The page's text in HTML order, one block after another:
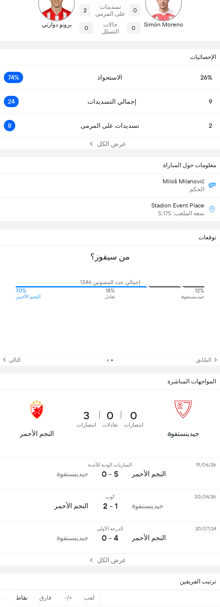
Simón Moreno
0
تسديدات
على المرمى
2
0
حالات
التسلل
0 برونو دوارتي
الإحصائيات
26% الاستحواذ 74%
9 إجمالي التسديدات 24
2 تسديدات على المرمى 8
عرض الكل
ترتيب الفريقين
لعب +/- فارق نقاط
معلومات حول المباراة
Miloš Milanović
الحكم
Stadion Event Place
سعة الملعب: 5,175
توقعات
من سيفوز؟
إجمالي عدد المصوتين 1,546
12%
جيدينستفوa
18%
تعادل
70%
النجم الأحمر
السّابق التالي
المواجهات المباشرة
جيدينستفوa
0
انتصارات
0
تعادلات
3
انتصارات
النجم الأحمر
النجم الأحمر
المباريات الودية للأندية
5 - 0 جيدينستفوa
19/06/26
جيدينستفوa
كوب
1 - 2 النجم الأحمر
30/04/26
النجم الأحمر
الدرجة الأولى
4 - 0 جيدينستفوa
20/07/24
عرض الكل